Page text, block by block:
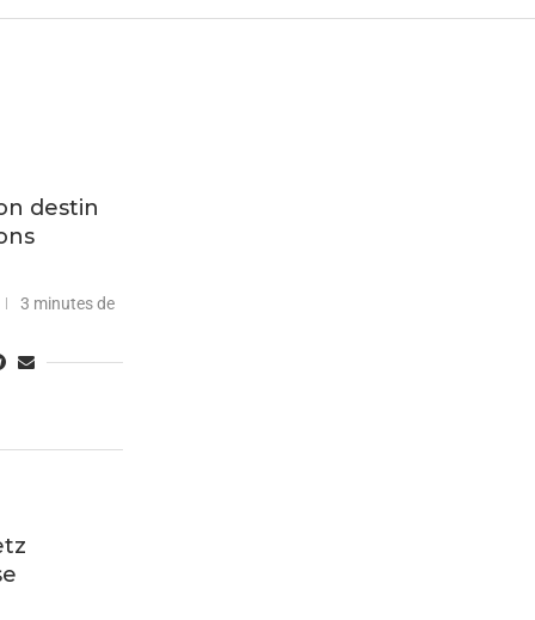
destin
3 minutes de